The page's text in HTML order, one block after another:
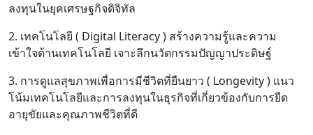
ลงทุนในยุคเศรษฐกิจดิจิทัล
2. เทคโนโลยี ( Digital Literacy ) สร้างความรู้และความ
เข้าใจด้านเทคโนโลยี เจาะลึกนวัตกรรมปัญญาประดิษฐ์
3. การดูแลสุขภาพเพื่อการมีชีวิตที่ยืนยาว ( Longevity ) แนว
โน้มเทคโนโลยีและการลงทุนในธุรกิจที่เกี่ยวข้องกับการยืด
อายุขัยและคุณภาพชีวิตที่ดี